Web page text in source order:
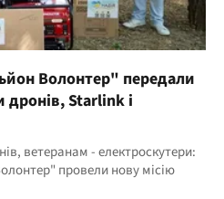
Волонтер" передали
дронів, Starlink і
ветеранам - електроскутери:
провели нову місію